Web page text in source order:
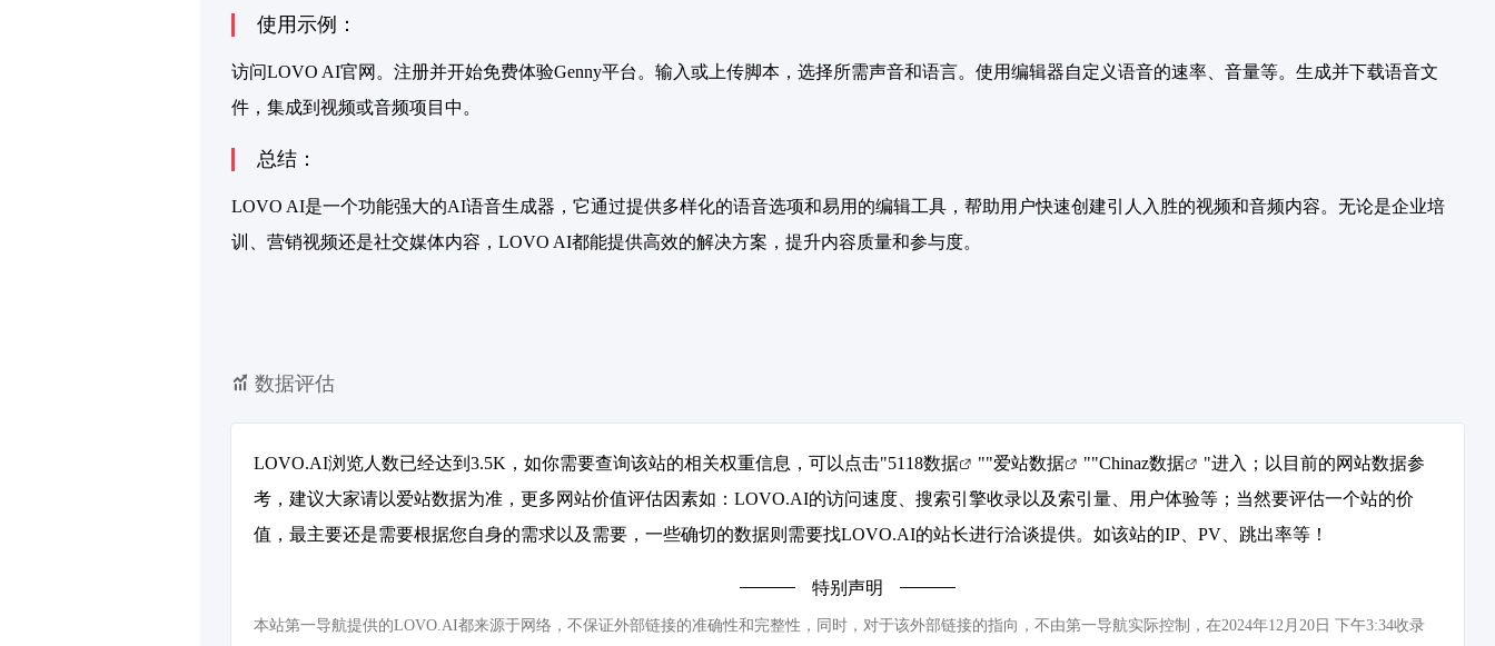
使用示例：
访问LOVO AI官网。注册并开始免费体验Genny平台。输入或上传脚本，选择所需声音和语言。使用编辑器自定义语音的速率、音量等。生成并下载语音文
件，集成到视频或音频项目中。
总结：
LOVO AI是一个功能强大的AI语音生成器，它通过提供多样化的语音选项和易用的编辑工具，帮助用户快速创建引人入胜的视频和音频内容。无论是企业培
训、营销视频还是社交媒体内容，LOVO AI都能提供高效的解决方案，提升内容质量和参与度。
数据评估
LOVO.AI浏览人数已经达到3.5K，如你需要查询该站的相关权重信息，可以点击"5118数据 ""爱站数据 ""Chinaz数据
"进入；以目前的网站数据参
考，建议大家请以爱站数据为准，更多网站价值评估因素如：LOVO.AI的访问速度、搜索引擎收录以及索引量、用户体验等；当然要评估一个站的价
值，最主要还是需要根据您自身的需求以及需要，一些确切的数据则需要找LOVO.AI的站长进行洽谈提供。如该站的IP、PV、跳出率等！
特别声明
本站第一导航提供的LOVO.AI都来源于网络，不保证外部链接的准确性和完整性，同时，对于该外部链接的指向，不由第一导航实际控制，在2024年12月20日 下午3:34收录